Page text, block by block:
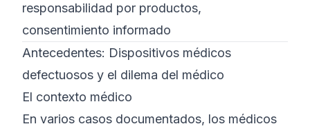
responsabilidad por productos,
consentimiento informado
Antecedentes: Dispositivos médicos
defectuosos y el dilema del médico
El contexto médico
En varios casos documentados, los médicos